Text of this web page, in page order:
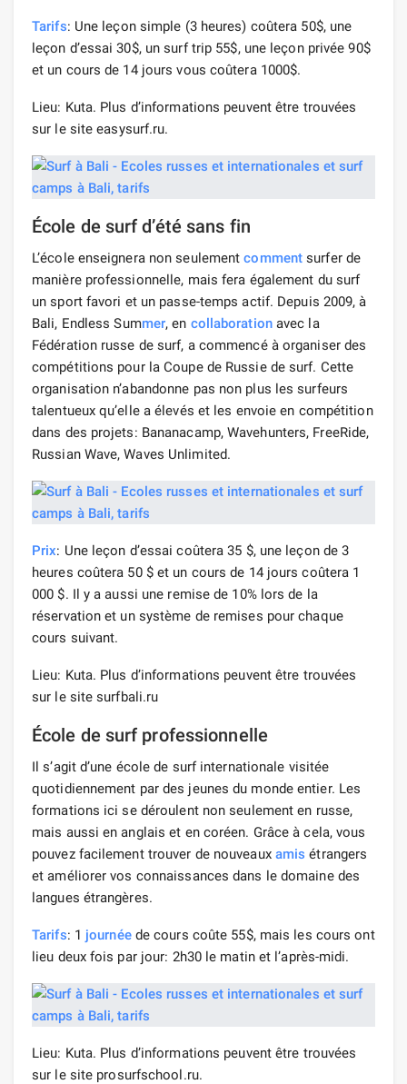
Tarifs: Une leçon simple (3 heures) coûtera 50$, une
leçon d’essai 30$, un surf trip 55$, une leçon privée 90$
et un cours de 14 jours vous coûtera 1000$.
Lieu: Kuta. Plus d’informations peuvent être trouvées
sur le site easysurf.ru.
École de surf d’été sans fin
L’école enseignera non seulementcomment surfer de
manière professionnelle, mais fera également du surf
un sport favori et un passe-temps actif. Depuis 2009, à
Bali, Endless Summer, en collaborationavec la
Fédération russe de surf, a commencé à organiser des
compétitions pour la Coupe de Russie de surf. Cette
organisation n’abandonne pas non plus les surfeurs
talentueux qu’elle a élevés et les envoie en compétition
dans des projets: Bananacamp, Wavehunters, FreeRide,
Russian Wave, Waves Unlimited.
Prix: Une leçon d’essai coûtera 35 $, une leçon de 3
heures coûtera 50 $ et un cours de 14 jours coûtera 1
000 $. Il y a aussi une remise de 10% lors de la
réservation et un système de remises pour chaque
cours suivant.
Lieu: Kuta. Plus d’informations peuvent être trouvées
sur le site surfbali.ru
École de surf professionnelle
Il s’agit d’une école de surf internationale visitée
quotidiennement par des jeunes du monde entier. Les
formations ici se déroulent non seulement en russe,
mais aussi en anglais et en coréen. Grâce à cela, vous
pouvez facilement trouver de nouveaux amis étrangers
et améliorer vos connaissances dans le domaine des
langues étrangères.
Tarifs: 1 journéede cours coûte 55$, mais les cours ont
lieu deux fois par jour: 2h30 le matin et l’après-midi.
Lieu: Kuta. Plus d’informations peuvent être trouvées
sur le site prosurfschool.ru.